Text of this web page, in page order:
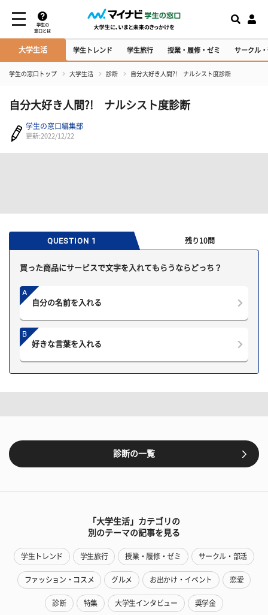
学生の
窓口とは
大学生活 学生トレンド 学生旅行 授業・履修・ゼミ サークル
学生の窓口トップ 大学生活 診断 自分大好き人間?! ナルシスト度診断
自分大好き人間?! ナルシスト度診断
学生の窓口編集部
更新:2022/12/22
QUESTION 1 残り10問
買った商品にサービスで文字を入れてもらうならどっち？
A
自分の名前を入れる
B
好きな言葉を入れる
診断の一覧
「大学生活」カテゴリの
別のテーマの記事を見る
学生トレンド 学生旅行 授業・履修・ゼミ サークル・部活
ファッション・コスメ グルメ お出かけ・イベント 恋愛
診断 特集 大学生インタビュー 奨学金